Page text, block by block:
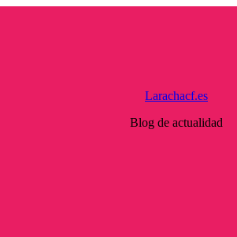
Larachacf.es
Blog de actualidad